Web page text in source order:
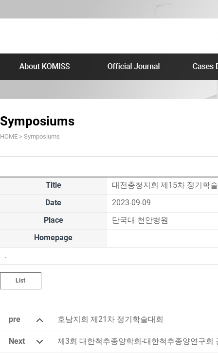
Symposiums
HOME > Symposiums
Title
대전충청지회 제15차 정기학
Date
2023-09-09
Place
단국대 천안병원
Homepage
.
List
pre 호남지회 제21차 정기학술대회
Next 제3회 대한척추종양학회-대한척추종양연구회